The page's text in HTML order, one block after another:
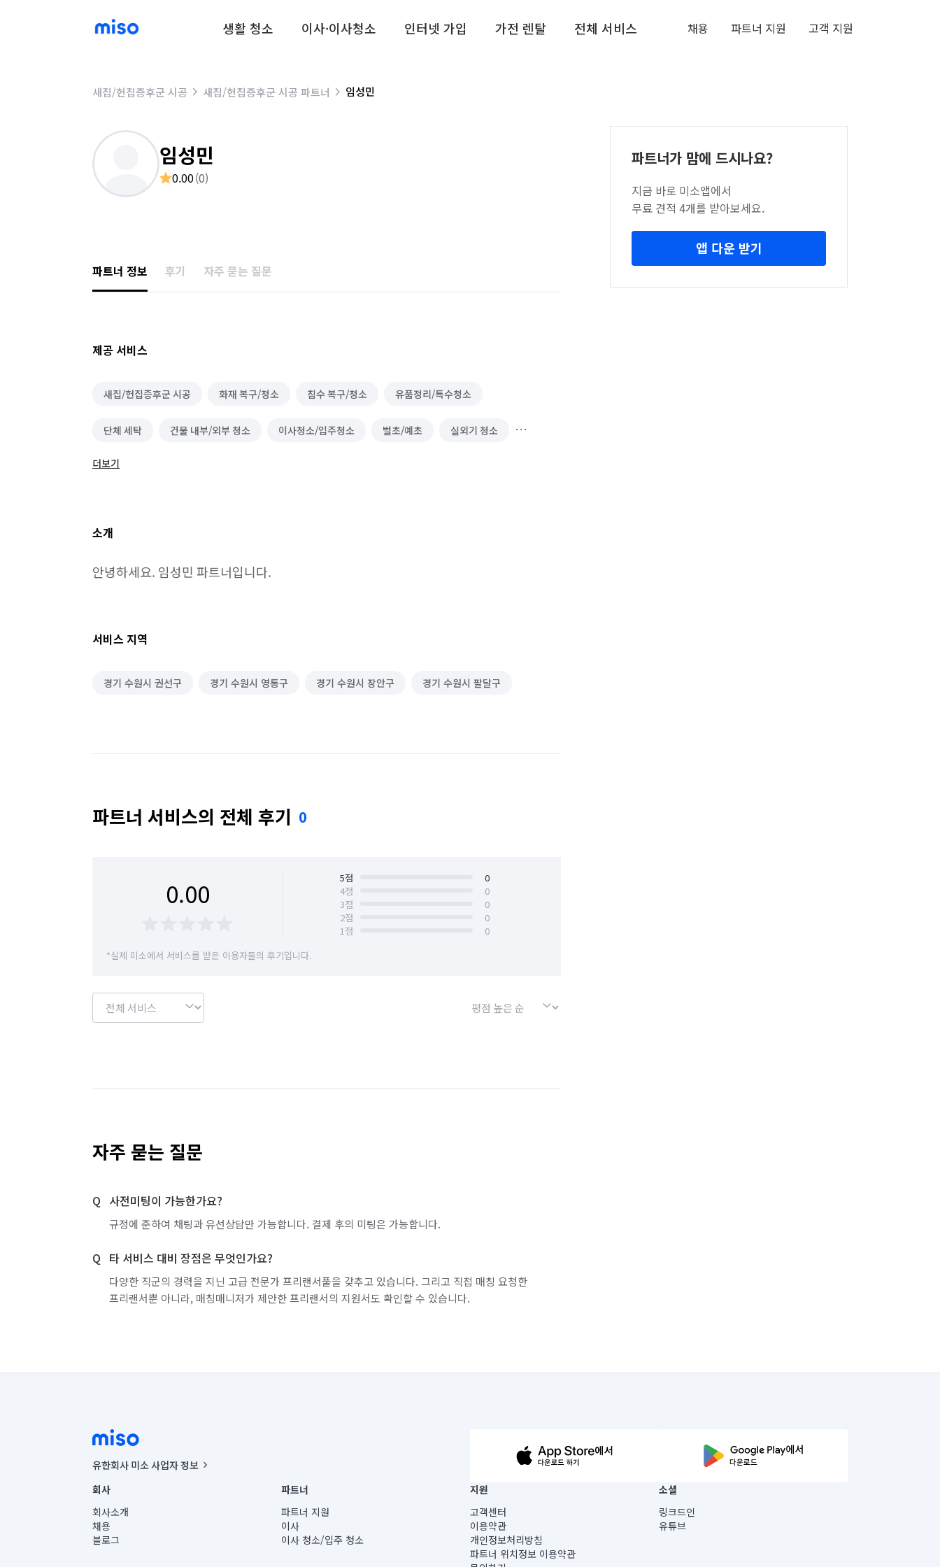
생활 청소 이사·이사청소 인터넷 가입 가전 렌탈 전체 서비스 채용 파트너 지원 고객 지원
새집/헌집증후군 시공 새집/헌집증후군 시공 파트너 임성민
임성민
0.00(0)
파트너 정보 후기 자주 묻는 질문
제공 서비스
새집/헌집증후군 시공 화재 복구/청소 침수 복구/청소 유품정리/특수청소
단체 세탁 건물 내부/외부 청소 이사청소/입주청소 벌초/예초 실외기 청소
바닥 청소 (왁스 코팅)
비둘기 퇴치
더보기
소개
안녕하세요. 임성민 파트너입니다.
서비스 지역
경기 수원시 권선구 경기 수원시 영통구 경기 수원시 장안구 경기 수원시 팔달구
파트너 서비스의 전체 후기 0
0.00 5점
0
4점
0
3점
0
2점
0
1점
0
*실제 미소에서 서비스를 받은 이용자들의 후기입니다.
자주 묻는 질문
사전미팅이 가능한가요?
규정에 준하여 채팅과 유선상담만 가능합니다. 결제 후의 미팅은 가능합니다.
타 서비스 대비 장점은 무엇인가요?
다양한 직군의 경력을 지닌 고급 전문가 프리랜서풀을 갖추고 있습니다. 그리고 직접 매칭 요청한
프리랜서뿐 아니라, 매칭매니저가 제안한 프리랜서의 지원서도 확인할 수 있습니다.
파트너가 맘에 드시나요?
지금 바로 미소앱에서
무료 견적 4개를 받아보세요.
앱 다운 받기
유한회사 미소 사업자 정보
사업자등록번호 : 291-87-00271 | 인허가번호 : 2016-3220163-14-5-00019 |
통신판매신고번호 : 2024-서울종로-1400(공정거래위원회 정보) |
대표이사 : CHING VICTOR COLUMBIA RHEE
주소 | 본사: 서울특별시 종로구 율곡로 6(중학동, 트윈트리빌딩) B동 5층
컨택센터 : 서울특별시 종로구 수송동 율곡로 24, 7층, 8층 미소
회사
회사소개
채용
블로그
파트너
파트너 지원
이사
이사 청소/입주 청소
지원
고객센터
이용약관
개인정보처리방침
파트너 위치정보 이용약관
소셜
링크드인
유튜브